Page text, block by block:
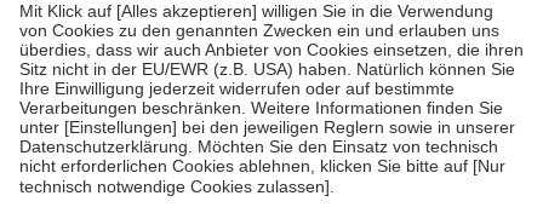
fallenkeine Zuzahlungenan bei:
• Kindern und Jugendlichen bis zum vollendeten 18. Lebensjahr
mit Ausnahme der Fahrkosten
• Untersuchungen zur Vorsorge und Früherkennung, die von der
GKV getragen werden
• empfohlenen Schutzimpfungen
• Harn- und Blutteststreifen